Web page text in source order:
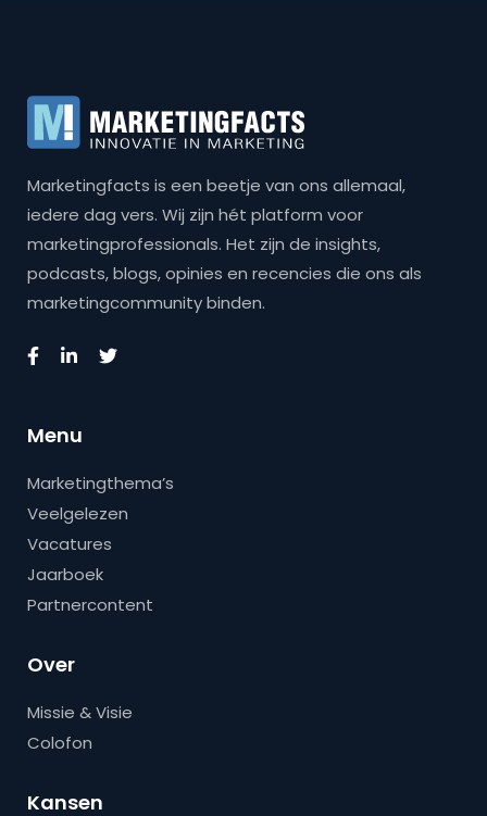
Marketingfacts is een beetje van ons allemaal,
iedere dag vers. Wij zijn hét platform voor
marketingprofessionals. Het zijn de insights,
podcasts, blogs, opinies en recencies die ons als
marketingcommunity binden.
Menu
Marketingthema’s
Veelgelezen
Vacatures
Jaarboek
Partnercontent
Over
Missie & Visie
Colofon
Kansen